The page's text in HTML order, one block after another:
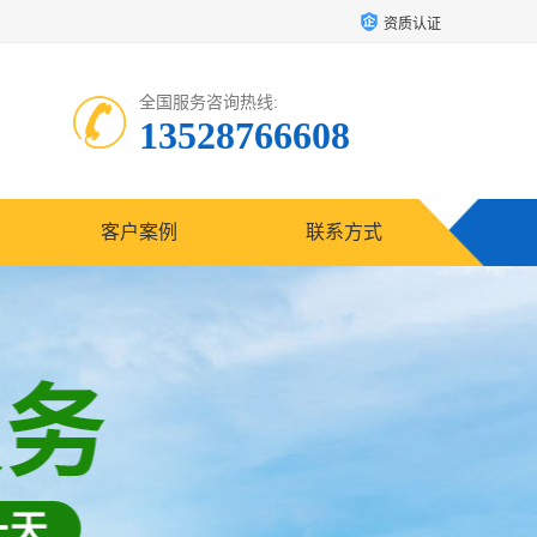
资质认证
全国服务咨询热线:
13528766608
客户案例 联系方式